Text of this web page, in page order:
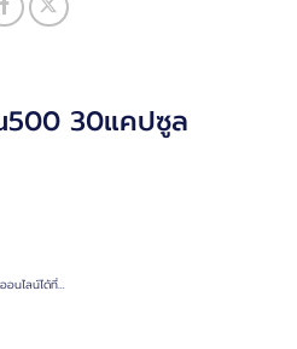
500 30แคปซูล
นไลน์ได้ที่…